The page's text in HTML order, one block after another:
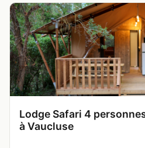
Lodge Safari 4
à Vaucluse